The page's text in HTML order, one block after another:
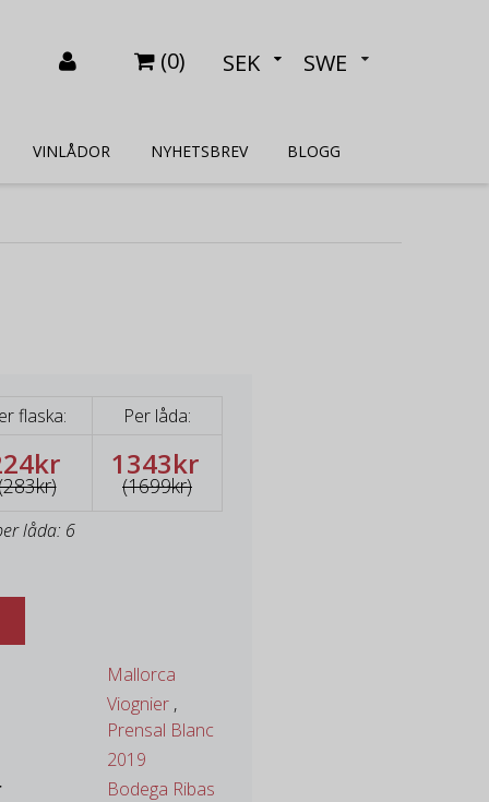
(0) SEK SWE
VINLÅDOR NYHETSBREV BLOGG
flaska: Per låda:
1343kr
(1699kr)
låda: 6
Mallorca
Viognier ,
Prensal Blanc
2019
Bodega Ribas